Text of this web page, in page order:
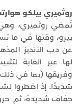
روثميري بيلكو
تُمضي روثميري، وهي
بيرو، وقتها في ما
عن دب الأنديز
لها عبر الغابة
وفريقها (بما في
شديدًا. إذ اضطروا
جفاف شديدة، ثم